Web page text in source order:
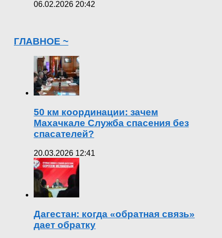
06.02.2026 20:42
ГЛАВНОЕ ~
50 км координации: зачем
Махачкале Служба спасения без
спасателей?
20.03.2026 12:41
Дагестан: когда «обратная связь»
дает обратку